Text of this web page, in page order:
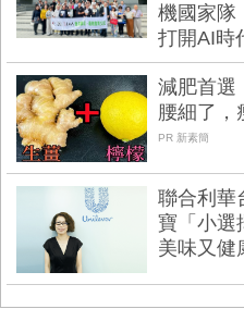
機國家
打開AI時
減肥首選
腰細了，
PR 新素簡
聯合利華
寶「小選
美味又健